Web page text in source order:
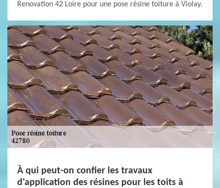
Renovation 42 Loire pour une pose résine toiture à Violay.
À qui peut-on confier les travaux
d'application des résines pour les toits à